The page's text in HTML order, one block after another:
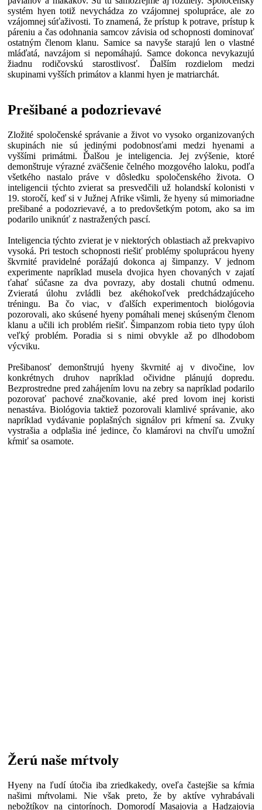
systém hyen totiž nevychádza zo vzájomnej spolupráce, ale zo
vzájomnej súťaživosti. To znamená, že prístup k potrave, prístup k
páreniu a čas odohnania samcov závisia od schopnosti dominovať
ostatným členom klanu. Samice sa navyše starajú len o vlastné
mláďatá, navzájom si nepomáhajú. Samce dokonca nevykazujú
žiadnu rodičovskú starostlivosť. Ďalším rozdielom medzi
skupinami vyšších primátov a klanmi hyen je matriarchát.
Prešibané a podozrievavé
Zložité spoločenské správanie a život vo vysoko organizovaných
skupinách nie sú jedinými podobnosťami medzi hyenami a
vyššími primátmi. Ďalšou je inteligencia. Jej zvýšenie, ktoré
demonštruje výrazné zväčšenie čelného mozgového laloku, podľa
všetkého nastalo práve v dôsledku spoločenského života. O
inteligencii týchto zvierat sa presvedčili už holandskí kolonisti v
19. storočí, keď si v Južnej Afrike všimli, že hyeny sú mimoriadne
prešibané a podozrievavé, a to predovšetkým potom, ako sa im
podarilo uniknúť z nastražených pascí.
Inteligencia týchto zvierat je v niektorých oblastiach až prekvapivo
vysoká. Pri testoch schopnosti riešiť problémy spoluprácou hyeny
škvrnité pravidelné porážajú dokonca aj šimpanzy. V jednom
experimente napríklad musela dvojica hyen chovaných v zajatí
ťahať súčasne za dva povrazy, aby dostali chutnú odmenu.
Zvieratá úlohu zvládli bez akéhokoľvek predchádzajúceho
tréningu. Ba čo viac, v ďalších experimentoch biológovia
pozorovali, ako skúsené hyeny pomáhali menej skúseným členom
klanu a učili ich problém riešiť. Šimpanzom robia tieto typy úloh
veľký problém. Poradia si s nimi obvykle až po dlhodobom
výcviku.
Prešibanosť demonštrujú hyeny škvrnité aj v divočine, lov
konkrétnych druhov napríklad očividne plánujú dopredu.
Bezprostredne pred zahájením lovu na zebry sa napríklad podarilo
pozorovať pachové značkovanie, aké pred lovom inej koristi
nenastáva. Biológovia taktiež pozorovali klamlivé správanie, ako
napríklad vydávanie poplašných signálov pri kŕmení sa. Zvuky
vystrašia a odplašia iné jedince, čo klamárovi na chvíľu umožní
kŕmiť sa osamote.
Žerú naše mŕtvoly
Hyeny na ľudí útočia iba zriedkakedy, oveľa častejšie sa kŕmia
našimi mŕtvolami. Nie však preto, že by aktíve vyhrabávali
nebožtíkov na cintorínoch. Domorodí Masajovia a Hadzajovia